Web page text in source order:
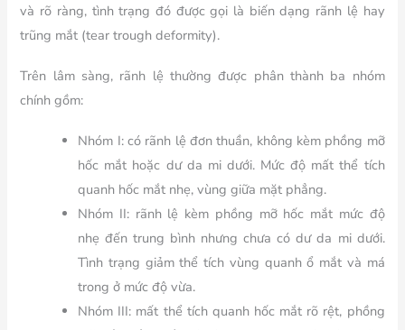
và rõ ràng, tình trạng đó được gọi là biến dạng rãnh lệ hay
trũng mắt (tear trough deformity).
Trên lâm sàng, rãnh lệ thường được phân thành ba nhóm
chính gồm:
Nhóm I:có rãnh lệ đơn thuần, không kèm phồng mỡ
hốc mắt hoặc dư da mi dưới. Mức độ mất thể tích
quanh hốc mắt nhẹ, vùng giữa mặt phẳng.
Nhóm II:rãnh lệ kèm phồng mỡ hốc mắt mức độ
nhẹ đến trung bình nhưng chưa có dư da mi dưới.
Tình trạng giảm thể tích vùng quanh ổ mắt và má
trong ở mức độ vừa.
Nhóm III: mất thể tích quanh hốc mắt rõ rệt, phồng